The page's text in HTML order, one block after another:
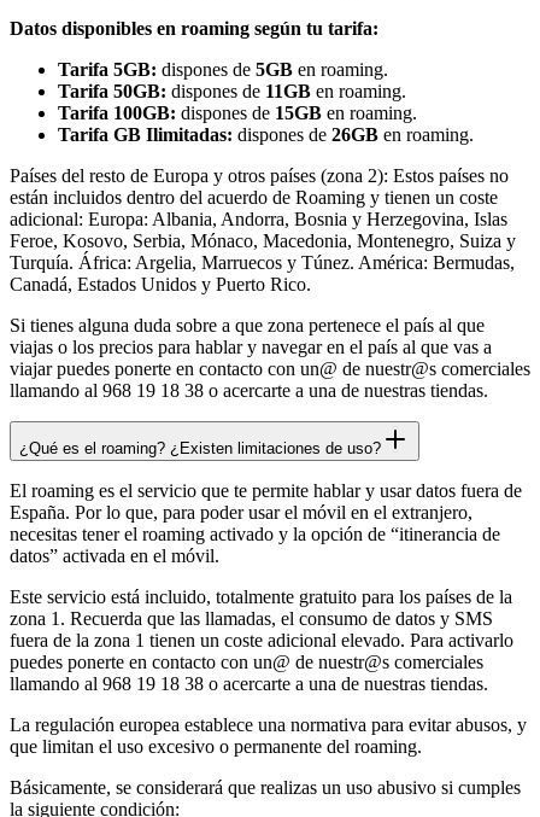
Datos disponibles en roaming según tu tarifa:
Tarifa 5GB: dispones de 5GB en roaming.
Tarifa 50GB: dispones de 11GB en roaming.
Tarifa 100GB: dispones de 15GB en roaming.
Tarifa GB Ilimitadas: dispones de 26GB en roaming.
Países del resto de Europa y otros países (zona 2): Estos países no
están incluidos dentro del acuerdo de Roaming y tienen un coste
adicional: Europa: Albania, Andorra, Bosnia y Herzegovina, Islas
Feroe, Kosovo, Serbia, Mónaco, Macedonia, Montenegro, Suiza y
Turquía. África: Argelia, Marruecos y Túnez. América: Bermudas,
Canadá, Estados Unidos y Puerto Rico.
Si tienes alguna duda sobre a que zona pertenece el país al que
viajas o los precios para hablar y navegar en el país al que vas a
viajar puedes ponerte en contacto con un@ de nuestr@s comerciales
llamando al 968 19 18 38 o acercarte a una de nuestras tiendas.
¿Qué es el roaming? ¿Existen limitaciones de uso?
El roaming es el servicio que te permite hablar y usar datos fuera de
España. Por lo que, para poder usar el móvil en el extranjero,
necesitas tener el roaming activado y la opción de “itinerancia de
datos” activada en el móvil.
Este servicio está incluido, totalmente gratuito para los países de la
zona 1. Recuerda que las llamadas, el consumo de datos y SMS
fuera de la zona 1 tienen un coste adicional elevado. Para activarlo
puedes ponerte en contacto con un@ de nuestr@s comerciales
llamando al 968 19 18 38 o acercarte a una de nuestras tiendas.
La regulación europea establece una normativa para evitar abusos, y
que limitan el uso excesivo o permanente del roaming.
Básicamente, se considerará que realizas un uso abusivo si cumples
la siguiente condición: